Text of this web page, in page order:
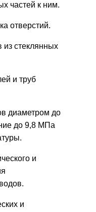
частей к ним.
отверстий.
из стеклянных
и труб
диаметром до
до 9,8 МПа
и
и